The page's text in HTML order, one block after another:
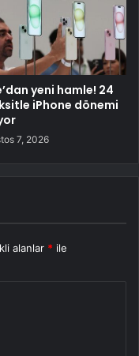
yeni hamle! 24
iPhone dönemi
7, 2026
alanlar * ile